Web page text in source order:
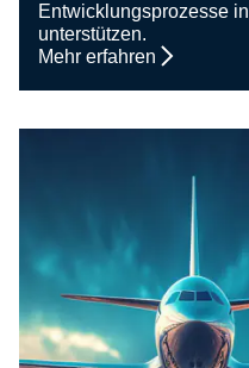
Entwicklungsprozesse
unterstützen.
Mehr erfahren